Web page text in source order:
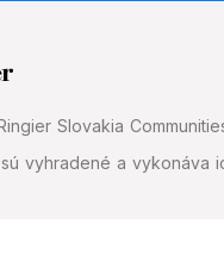
Slovakia
vyhradené a vykonáva